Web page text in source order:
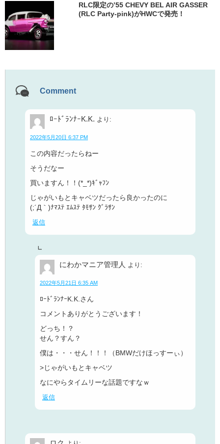
RLC限定の’55 CHEVY BEL AIR GASSER
(RLC Party-pink)がHWCで発売！
Comment
ﾛｰﾄﾞﾗﾝﾅｰK.K. より:
2022年5月20日 6:37 PM
この内容だったらねー
そうだなー
買いますん！！(*_*)ｷﾞｬﾌﾝ
じゃがいもとキャベツだったら良かったのに
(;´Д｀)ﾅﾏｽﾃ ｴﾑｽﾃ ﾀﾓｻﾝ ｸﾞﾗｻﾝ
返信
にわかマニア管理人 より:
2022年5月21日 6:35 AM
ﾛｰﾄﾞﾗﾝﾅｰK.K.さん
コメントありがとうございます！
どっち！？
せん？すん？
僕は・・・せん！！！（BMWだけほっすーぃ）
>じゃがいもとキャベツ
なにやらタイムリーな話題ですなｗ
返信